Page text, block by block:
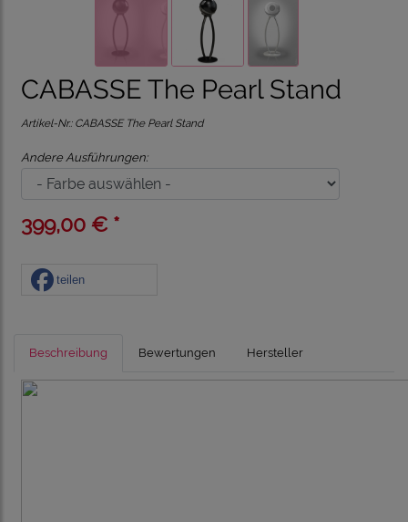
CABASSE The Pearl Stand
Artikel-Nr.: CABASSE The Pearl Stand
Andere Ausführungen:
399,00 € *
teilen
Beschreibung Bewertungen Hersteller